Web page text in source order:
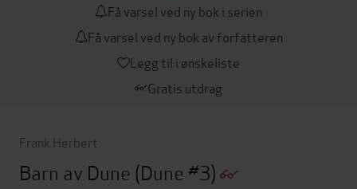
Få varsel ved ny bok i serien
Få varsel ved ny bok av forfatteren
Legg til i ønskeliste
Gratis utdrag
Frank Herbert
Barn av Dune (Dune #3)